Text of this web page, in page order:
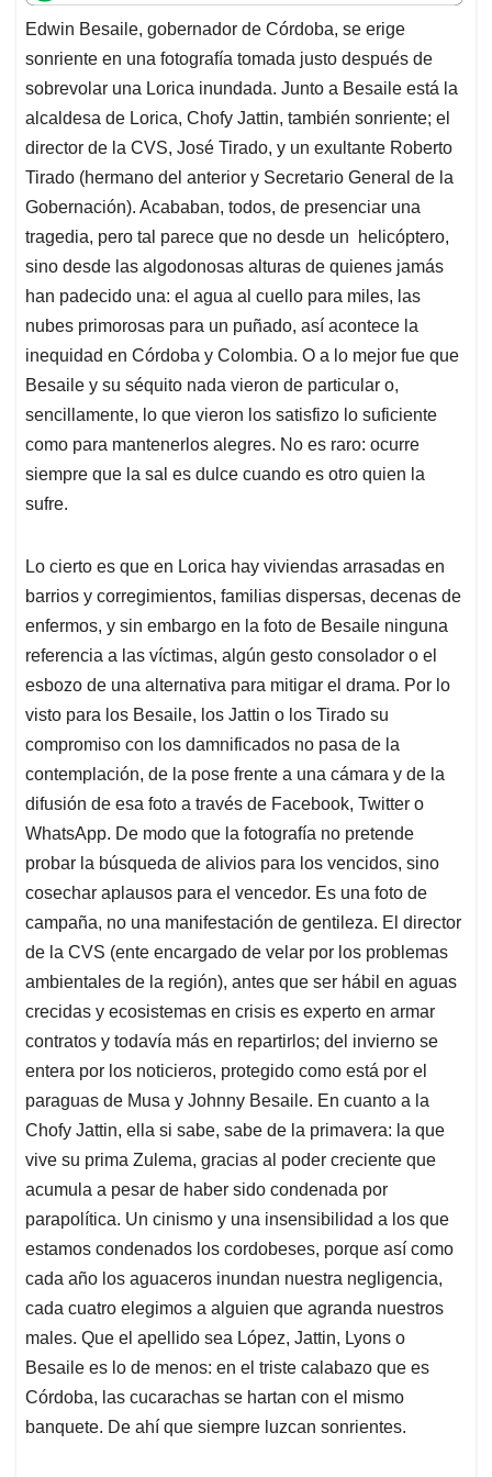
t
s
A
p
p
e
b
o
o
k
k
e
d
I
n
i
l
e
a
d
s
Edwin Besaile, gobernador de Córdoba, se erige
sonriente en una fotografía tomada justo después de
sobrevolar una Lorica inundada. Junto a Besaile está la
alcaldesa de Lorica, Chofy Jattin, también sonriente; el
director de la CVS, José Tirado, y un exultante Roberto
Tirado (hermano del anterior y Secretario General de la
Gobernación). Acababan, todos, de presenciar una
tragedia, pero tal parece que no desde un helicóptero,
sino desde las algodonosas alturas de quienes jamás
han padecido una: el agua al cuello para miles, las
nubes primorosas para un puñado, así acontece la
inequidad en Córdoba y Colombia. O a lo mejor fue que
Besaile y su séquito nada vieron de particular o,
sencillamente, lo que vieron los satisfizo lo suficiente
como para mantenerlos alegres. No es raro: ocurre
siempre que la sal es dulce cuando es otro quien la
sufre.
Lo cierto es que en Lorica hay viviendas arrasadas en
barrios y corregimientos, familias dispersas, decenas de
enfermos, y sin embargo en la foto de Besaile ninguna
referencia a las víctimas, algún gesto consolador o el
esbozo de una alternativa para mitigar el drama. Por lo
visto para los Besaile, los Jattin o los Tirado su
compromiso con los damnificados no pasa de la
contemplación, de la pose frente a una cámara y de la
difusión de esa foto a través de Facebook, Twitter o
WhatsApp. De modo que la fotografía no pretende
probar la búsqueda de alivios para los vencidos, sino
cosechar aplausos para el vencedor. Es una foto de
campaña, no una manifestación de gentileza. El director
de la CVS (ente encargado de velar por los problemas
ambientales de la región), antes que ser hábil en aguas
crecidas y ecosistemas en crisis es experto en armar
contratos y todavía más en repartirlos; del invierno se
entera por los noticieros, protegido como está por el
paraguas de Musa y Johnny Besaile. En cuanto a la
Chofy Jattin, ella si sabe, sabe de la primavera: la que
vive su prima Zulema, gracias al poder creciente que
acumula a pesar de haber sido condenada por
parapolítica. Un cinismo y una insensibilidad a los que
estamos condenados los cordobeses, porque así como
cada año los aguaceros inundan nuestra negligencia,
cada cuatro elegimos a alguien que agranda nuestros
males. Que el apellido sea López, Jattin, Lyons o
Besaile es lo de menos: en el triste calabazo que es
Córdoba, las cucarachas se hartan con el mismo
banquete. De ahí que siempre luzcan sonrientes.